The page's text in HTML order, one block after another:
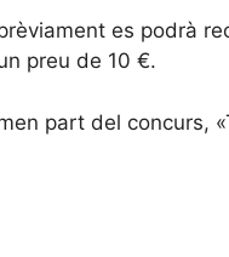
es podrà
preu de 10 €.
part del concurs,